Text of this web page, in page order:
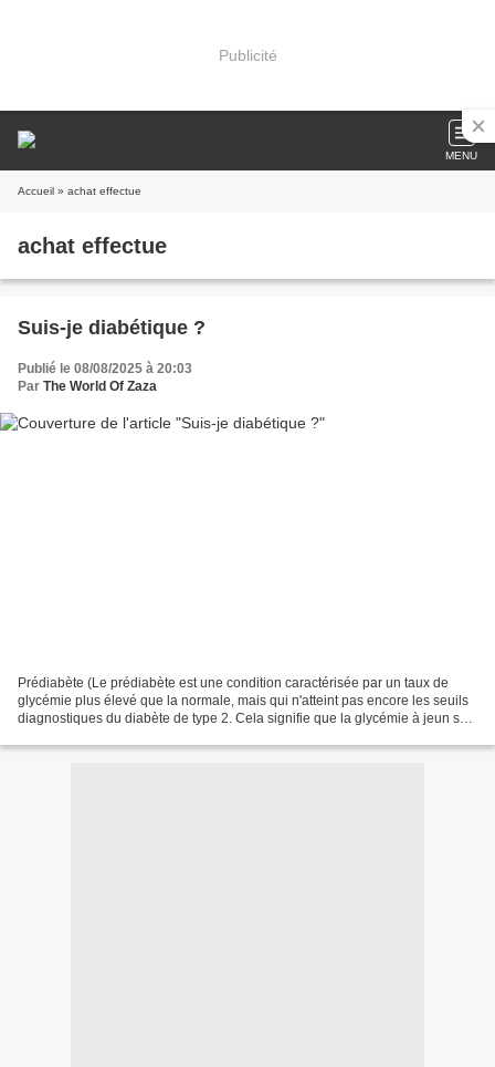
Publicité
MENU
Accueil » achat effectue
achat effectue
Suis-je diabétique ?
Publié le 08/08/2025 à 20:03
Par The World Of Zaza
Prédiabète (Le prédiabète est une condition caractérisée par un taux de
glycémie plus élevé que la normale, mais qui n'atteint pas encore les seuils
diagnostiques du diabète de type 2. Cela signifie que la glycémie à jeun se